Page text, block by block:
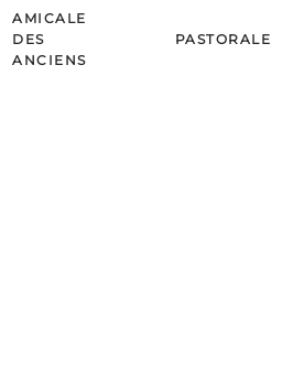
AMICALE
DES
ANCIENS
PASTORALE